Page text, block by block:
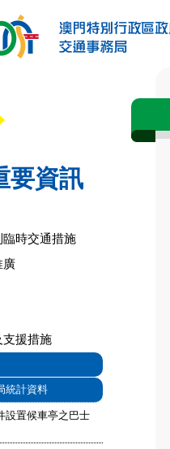
要資訊
時交通措施
廣
支援措施
統計資料
設置候車亭之巴士